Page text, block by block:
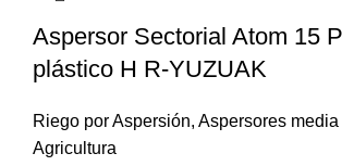
Aspersor Sectorial Atom 15
plástico H R-YUZUAK
Riego por Aspersión, Aspersores
Agricultura